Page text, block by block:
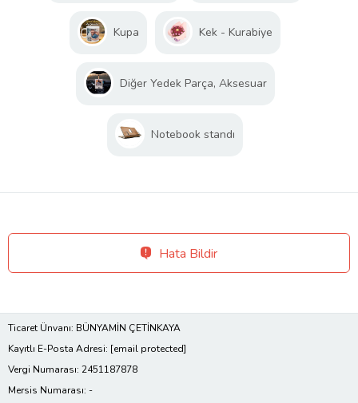
Kupa Kek - Kurabiye
Diğer Yedek Parça, Aksesuar
Notebook standı
Hata Bildir
Ticaret Ünvanı: BÜNYAMİN ÇETİNKAYA
Kayıtlı E-Posta Adresi: [email protected]
Vergi Numarası: 2451187878
Mersis Numarası: -